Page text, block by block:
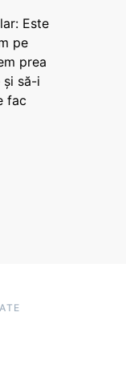
Este
pe
prea
și să-i
fac